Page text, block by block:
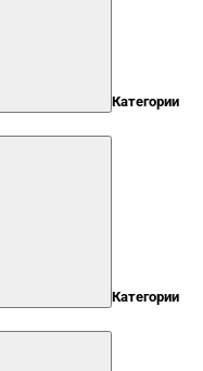
Категории
Категории